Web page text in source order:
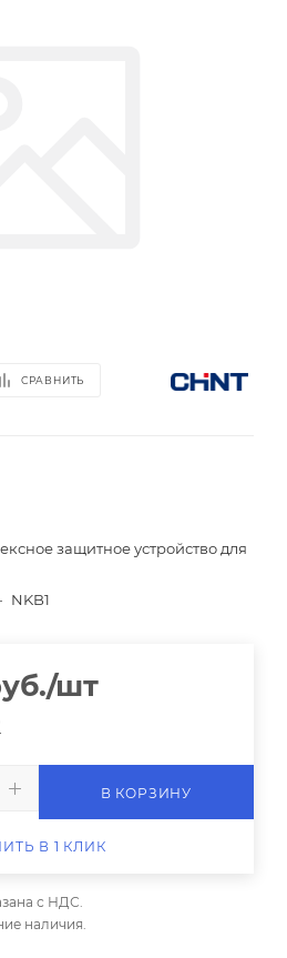
СРАВНИТЬ
защитное устройство для
NKB1
/шт
В КОРЗИНУ
В 1 КЛИК
с НДС.
наличия.